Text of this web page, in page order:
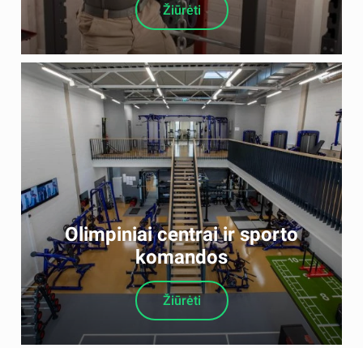
Žiūrėti
Olimpiniai centrai ir sporto
komandos
Žiūrėti